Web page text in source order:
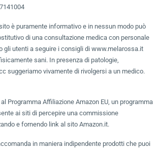
è puramente informativo e in nessun modo può
di una consultazione medica con personale
gli utenti a seguire i consigli di www.melarossa.it
sani. In presenza di patologie,
suggeriamo vivamente di rivolgersi a un medico.
Programma Affiliazione Amazon EU, un programma
ai siti di percepire una commissione
e fornendo link al sito Amazon.it.
in maniera indipendente prodotti che puoi